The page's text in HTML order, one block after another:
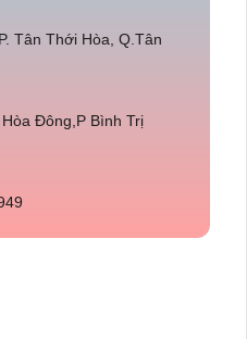
Tân Thới Hòa, Q.Tân
Đông,P Bình Trị